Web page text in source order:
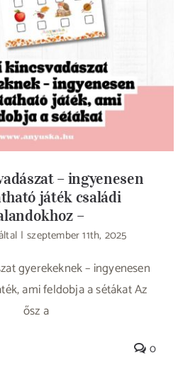
– ingyenesen
családi kalandokhoz –
– ingyenesen
játék családi
–
| szeptember 11th, 2025
gyerekeknek – ingyenesen
ami feldobja a sétákat Az
ősz a
0